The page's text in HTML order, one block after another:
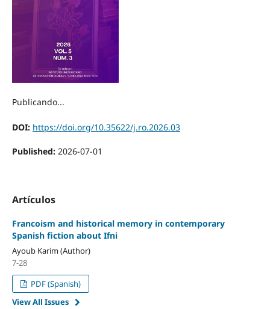
Publicando...
DOI: https://doi.org/10.35622/j.ro.2026.03
Published: 2026-07-01
Artículos
Francoism and historical memory in contemporary
Spanish fiction about Ifni
Ayoub Karim (Author)
7-28
PDF (Spanish)
View All Issues